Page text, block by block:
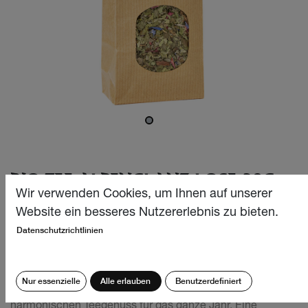
BIO TEE ALPENGLANZ LOSE 30G
Unsere erfrischend-aromatische und köstliche Bio
abgestimmte Kräuter-Komposition, beglückt und entzückt
jedes Gemüt und beschert einen aussergewöhnlich
Wir verwenden Cookies, um Ihnen auf unserer
Website ein besseres Nutzererlebnis zu bieten.
Datenschutzrichtlinien
Nur essenzielle Alle erlauben Benutzerdefiniert